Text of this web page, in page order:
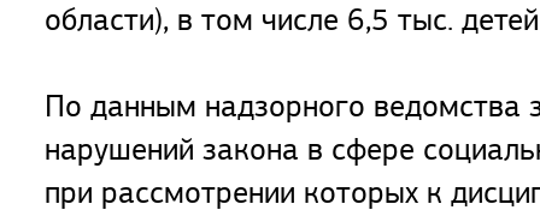
области), в том числе 6,5 тыс.
По данным надзорного ведомства
нарушений закона в сфере
при рассмотрении которых к